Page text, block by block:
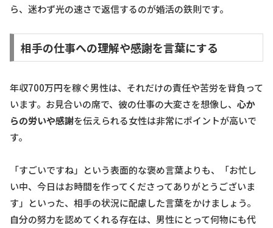
ら、迷わず光の速さで返信するのが婚活の鉄則です。
相手の仕事への理解や感謝を言葉にする
年収700万円を稼ぐ男性は、それだけの責任や苦労を背負って
います。お見合いの席で、彼の仕事の大変さを想像し、 心か
らの労いや感謝を伝えられる女性は非常にポイントが高いで
す。
「すごいですね」という表面的な褒め言葉よりも、「お忙し
い中、今日はお時間を作ってくださってありがとうございま
す」といった、相手の状況に配慮した言葉をかけましょう。
自分の努力を認めてくれる存在は、男性にとって何物にも代